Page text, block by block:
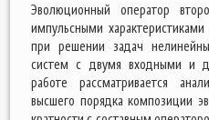
Эволюционный оператор
импульсными
при решении задач
систем с двумя входными и
работе рассматривается
высшего порядка композиции